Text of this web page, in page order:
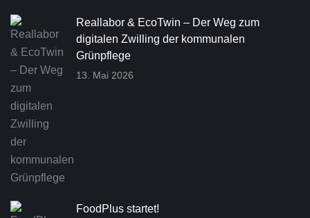
Reallabor & EcoTwin – Der Weg zum
digitalen Zwilling der kommunalen
Grünpflege
13. Mai 2026
FoodPlus startet!